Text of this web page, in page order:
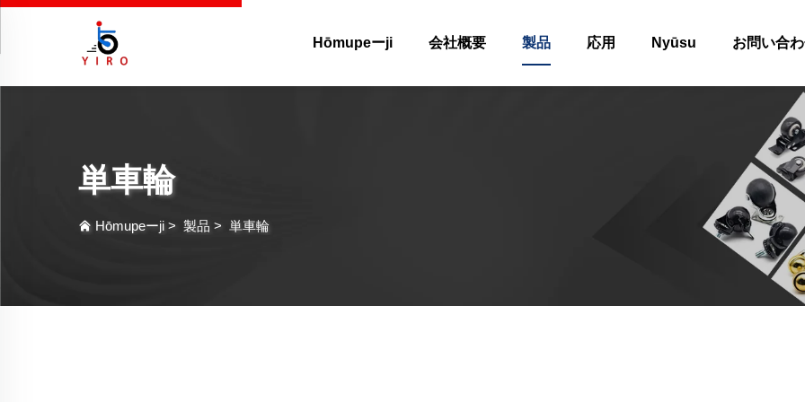
Hōmupeーji 会社概要 製品 応用 Nyūsu お問い合
単車輪
Hōmupeーji > 製品 > 単車輪